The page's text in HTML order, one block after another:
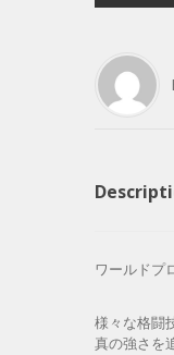
ワールドプ
様々な格闘
真の強さを